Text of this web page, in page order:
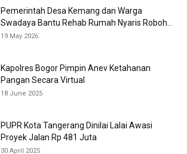
Pemerintah Desa Kemang dan Warga
Swadaya Bantu Rehab Rumah Nyaris Roboh...
19 May 2026
Kapolres Bogor Pimpin Anev Ketahanan
Pangan Secara Virtual
18 June 2025
PUPR Kota Tangerang Dinilai Lalai Awasi
Proyek Jalan Rp 481 Juta
30 April 2025